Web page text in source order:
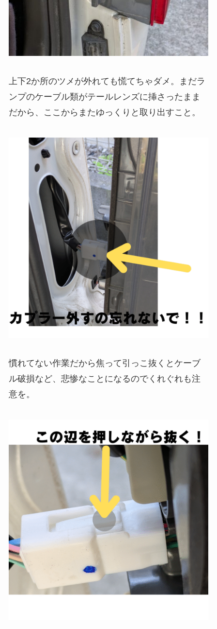
上下2か所のツメが外れても慌てちゃダメ。まだラ
ンプのケーブル類がテールレンズに挿さったまま
だから、ここからまたゆっくりと取り出すこと。
慣れてない作業だから焦って引っこ抜くとケーブ
ル破損など、悲惨なことになるのでくれぐれも注
意を。